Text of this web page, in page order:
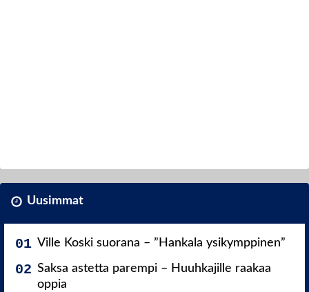
Uusimmat
Ville Koski suorana – ”Hankala ysikymppinen”
Saksa astetta parempi – Huuhkajille raakaa
oppia